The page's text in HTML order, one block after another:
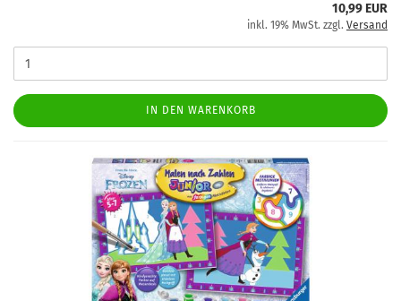
10,99 EUR
inkl. 19% MwSt. zzgl. Versand
IN DEN WARENKORB